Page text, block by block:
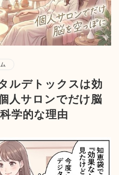
ルデトックスは効
人サロンでだけ脳
学的な理由